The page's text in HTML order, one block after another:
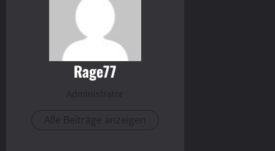
Rage77
Administrator
Alle Beiträge anzeigen